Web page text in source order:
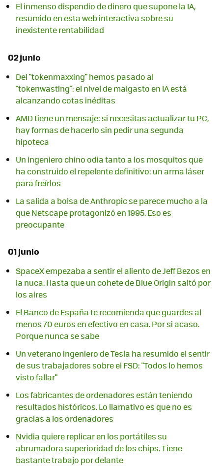
El inmenso dispendio de dinero que supone la IA,
resumido en esta web interactiva sobre su
inexistente rentabilidad
02 junio
Del "tokenmaxxing" hemos pasado al
"tokenwasting": el nivel de malgasto en IA está
alcanzando cotas inéditas
AMD tiene un mensaje: si necesitas actualizar tu PC,
hay formas de hacerlo sin pedir una segunda
hipoteca
Un ingeniero chino odia tanto a los mosquitos que
ha construido el repelente definitivo: un arma láser
para freírlos
La salida a bolsa de Anthropic se parece mucho a la
que Netscape protagonizó en 1995. Eso es
preocupante
01 junio
SpaceX empezaba a sentir el aliento de Jeff Bezos en
la nuca. Hasta que un cohete de Blue Origin saltó por
los aires
El Banco de España te recomienda que guardes al
menos 70 euros en efectivo en casa. Por si acaso.
Porque nunca se sabe
Un veterano ingeniero de Tesla ha resumido el sentir
de sus trabajadores sobre el FSD: "Todos lo hemos
visto fallar"
Los fabricantes de ordenadores están teniendo
resultados históricos. Lo llamativo es que no es
gracias a los ordenadores
Nvidia quiere replicar en los portátiles su
abrumadora superioridad de los chips. Tiene
bastante trabajo por delante